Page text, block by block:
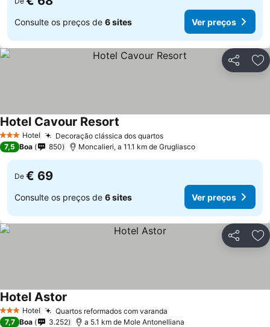
Consulte os preços de 6 sites Ver preços
Partilhar
3 EstrelasHotel Decoração clássica dos quartosVer preços
Hotel Cavour Resort
7,5 Boa 850 Moncalieri, a 11.1 km de Grugliasco
De € 69
Consulte os preços de 6 sites Ver preços
Partilhar
3 EstrelasHotel Quartos reformados com varanda
Hotel Astor
7,7 Boa 3.252 a 5.1 km de Mole Antonelliana